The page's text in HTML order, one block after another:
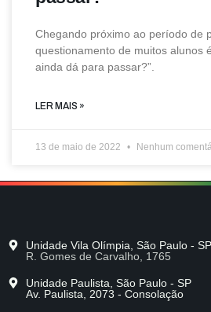
Chegando próximo ao período de
questionamento de muitos alunos
ainda dá para passar?”.
LER MAIS »
13 de maio de 2022 Nenhum
Unidade Vila Olímpia, São Paulo - SP
R. Gomes de Carvalho, 1765
Unidade Paulista, São Paulo - SP
Av. Paulista, 2073 - Consolação